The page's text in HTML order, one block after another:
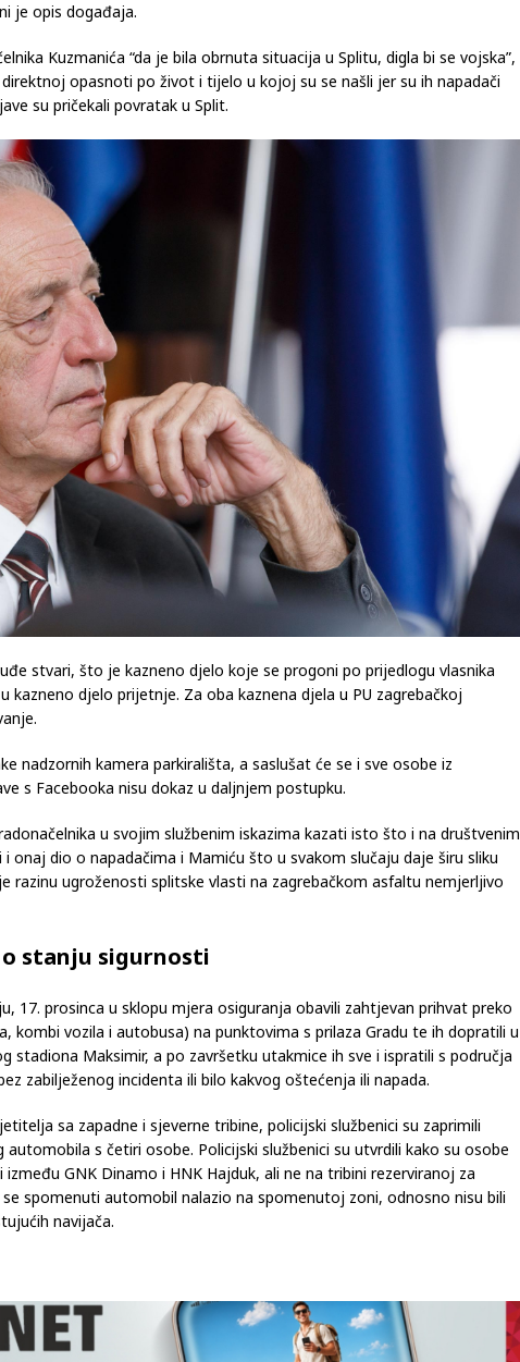
je opis događaja.
Kuzmanića “da je bila obrnuta situacija u Splitu, digla bi se vojska”,
opasnoti po život i tijelo u kojoj su se našli jer su ih napadači
su pričekali povratak u Split.
stvari, što je kazneno djelo koje se progoni po prijedlogu vlasnika
djelo prijetnje. Za oba kaznena djela u PU zagrebačkoj
nadzornih kamera parkirališta, a saslušat će se i sve osobe iz
s Facebooka nisu dokaz u daljnjem postupku.
u svojim službenim iskazima kazati isto što i na društvenim
onaj dio o napadačima i Mamiću što u svakom slučaju daje širu sliku
razinu ugroženosti splitske vlasti na zagrebačkom asfaltu nemjerljivo
stanju sigurnosti
17. prosinca u sklopu mjera osiguranja obavili zahtjevan prihvat preko
kombi vozila i autobusa) na punktovima s prilaza Gradu te ih dopratili u
stadiona Maksimir, a po završetku utakmice ih sve i ispratili s područja
zabilježenog incidenta ili bilo kakvog oštećenja ili napada.
sa zapadne i sjeverne tribine, policijski službenici su zaprimili
s četiri osobe. Policijski službenici su utvrdili kako su osobe
GNK Dinamo i HNK Hajduk, ali ne na tribini rezerviranoj za
spomenuti automobil nalazio na spomenutoj zoni, odnosno nisu bili
navijača.